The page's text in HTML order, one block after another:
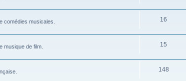
comédies musicales.
16
musique de film.
15
148